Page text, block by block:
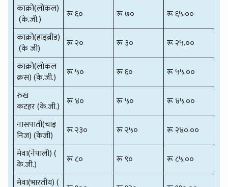
काक्रो(लोकल)
(के.जी.)
रू ६० रू ७०
रू ६५.००
काक्रो(हाइब्रीड)
(के जी)
रू २० रू ३०
रू २५.००
काक्रो(लोकल
क्रस) (के.जी.)
रू ५० रू ६०
रू ५५.००
रुख
कटहर (के.जी.) रू ४० रू ५०
रू ४५.००
नासपाती(चाइ
निज) (केजी)
रू २३० रू २५०
रू २४०.००
मेवा(नेपाली) (
के.जी.)
रू ८० रू ९०
रू ८५.००
मेवा(भारतीय) (